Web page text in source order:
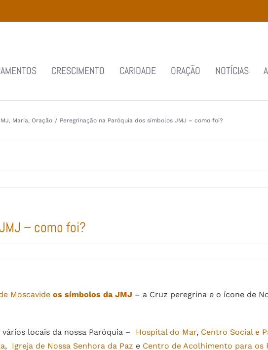
CRESCIMENTO CARIDADE ORAÇÃO NOTÍCIAS
, Maria, Oração / Peregrinação na Paróquia dos símbolos JMJ – como foi?
– como foi?
Moscavide os símbolos da JMJ – a Cruz peregrina e o ícone de
locais da nossa Paróquia – Hospital do Mar, Centro Social e
, Igreja de Nossa Senhora da Paz e Centro de Acolhimento para os